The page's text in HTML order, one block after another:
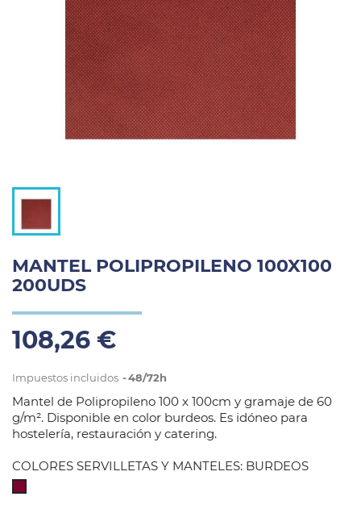
MANTEL POLIPROPILENO 100X100
200UDS
108,26 €
Impuestos incluidos 48/72h
Mantel de Polipropileno 100 x 100cm y gramaje de 60
g/m². Disponible en color burdeos. Es idóneo para
hostelería, restauración y catering.
COLORES SERVILLETAS Y MANTELES: BURDEOS